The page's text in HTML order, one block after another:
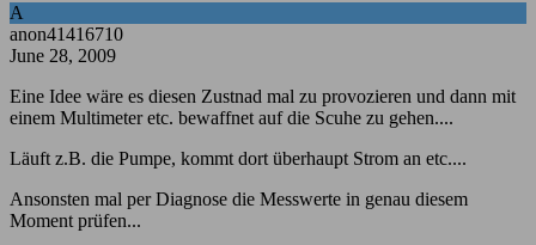
A
anon41416710
June 28, 2009
Eine Idee wäre es diesen Zustnad mal zu provozieren und dann mit
einem Multimeter etc. bewaffnet auf die Scuhe zu gehen....
Läuft z.B. die Pumpe, kommt dort überhaupt Strom an etc....
Ansonsten mal per Diagnose die Messwerte in genau diesem
Moment prüfen...